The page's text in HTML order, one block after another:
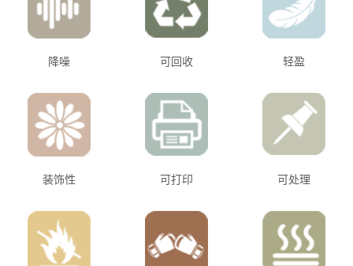
降噪 可回收 轻盈
装饰性 可打印 可处理